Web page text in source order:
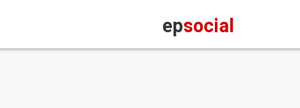
epsocial